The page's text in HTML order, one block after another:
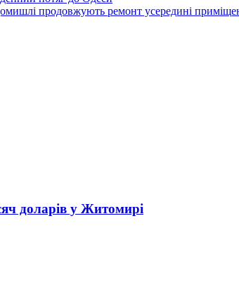
продовжують ремонт усередині
доларів у Житомирі